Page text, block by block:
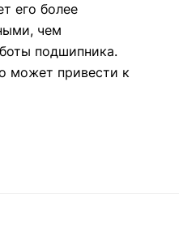
его более
чем
подшипника.
может привести к